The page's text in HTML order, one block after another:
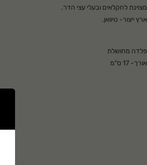
מצוינת לחקלאים ובעלי עצי הדר.
ארץ ייצור- טיוואן.
פלדה מחושלת
אורך- 17 ס"מ